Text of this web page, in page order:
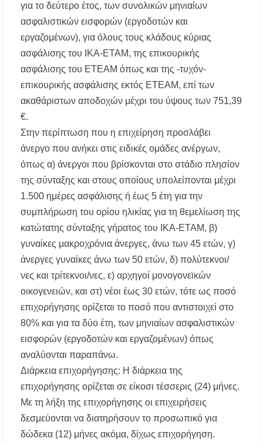
για το δεύτερο έτος, των συνολικών μηνιαίων
ασφαλιστικών εισφορών (εργοδοτών και
εργαζομένων), για όλους τους κλάδους κύριας
ασφάλισης του ΙΚΑ-ΕΤΑΜ, της επικουρικής
ασφάλισης του ΕΤΕΑΜ όπως και της -τυχόν-
επικουρικής ασφάλισης εκτός ΕΤΕΑΜ, επί των
ακαθάριστων αποδοχών μέχρι του ύψους των 751,39
€.
Στην περίπτωση που η επιχείρηση προσλάβει
άνεργο που ανήκει στις ειδικές ομάδες ανέργων,
όπως α) άνεργοι που βρίσκονται στο στάδιο πλησίον
της σύνταξης και στους οποίους υπολείπονται μέχρι
1.500 ημέρες ασφάλισης ή έως 5 έτη για την
συμπλήρωση του ορίου ηλικίας για τη θεμελίωση της
κατώτατης σύνταξης γήρατος του ΙΚΑ-ΕΤΑΜ, β)
γυναίκες μακροχρόνια άνεργες, άνω των 45 ετών, γ)
άνεργες γυναίκες άνω των 50 ετών, δ) πολύτεκνοι/
νες και τρίτεκνοι/νες, ε) αρχηγοί μονογονεϊκών
οικογενειών, και στ) νέοι έως 30 ετών, τότε ως ποσό
επιχορήγησης ορίζεται το ποσό που αντιστοιχεί στο
80% και για τα δύο έτη, των μηνιαίων ασφαλιστικών
εισφορών (εργοδοτών και εργαζομένων) όπως
αναλύονται παραπάνω.
Διάρκεια επιχορήγησης: Η διάρκεια της
επιχορήγησης ορίζεται σε είκοσι τέσσερις (24) μήνες.
Με τη λήξη της επιχορήγησης οι επιχειρήσεις
δεσμεύονται να διατηρήσουν το προσωπικό για
δώδεκα (12) μήνες ακόμα, δίχως επιχορήγηση.